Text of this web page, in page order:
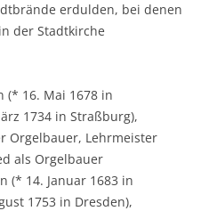
erdulden, bei denen
der Stadtkirche
(* 16. Mai 1678 in
1734 in Straßburg),
Orgelbauer, Lehrmeister
als Orgelbauer
(* 14. Januar 1683 in
1753 in Dresden),